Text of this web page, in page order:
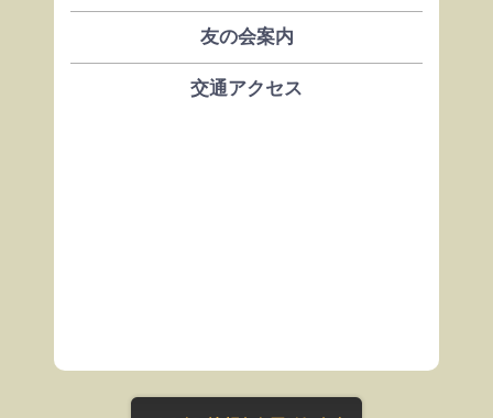
友の会案内
交通アクセス